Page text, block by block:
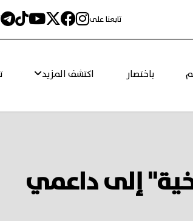
تابعنا على
باختصار اكتشف المزيد
إلى داعمي